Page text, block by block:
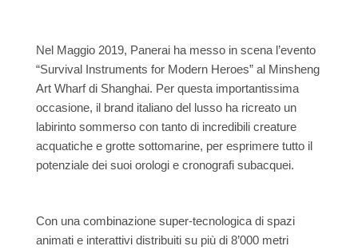
Nel Maggio 2019, Panerai ha messo in scena l’evento
“Survival Instruments for Modern Heroes” al Minsheng
Art Wharf di Shanghai. Per questa importantissima
occasione, il brand italiano del lusso ha ricreato un
labirinto sommerso con tanto di incredibili creature
acquatiche e grotte sottomarine, per esprimere tutto il
potenziale dei suoi orologi e cronografi subacquei.
Con una combinazione super-tecnologica di spazi
animati e interattivi distribuiti su più di 8’000 metri